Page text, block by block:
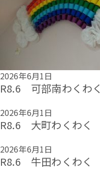
2026年6月1日
R8.6 可部南わくわく
2026年6月1日
R8.6 大町わくわく
2026年6月1日
R8.6 牛田わくわく